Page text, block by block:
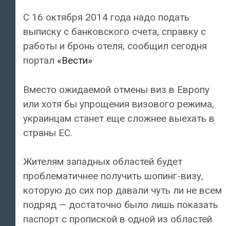
С 16 октября 2014 года надо подать
выписку с банковского счета, справку с
работы и бронь отеля, сообщил сегодня
портал «Вести»
Вместо ожидаемой отмены виз в Европу
или хотя бы упрощения визового режима,
украинцам станет еще сложнее выехать в
страны ЕС.
Жителям западных областей будет
проблематичнее получить шопинг-визу,
которую до сих пор давали чуть ли не всем
подряд — достаточно было лишь показать
паспорт с пропиской в одной из областей